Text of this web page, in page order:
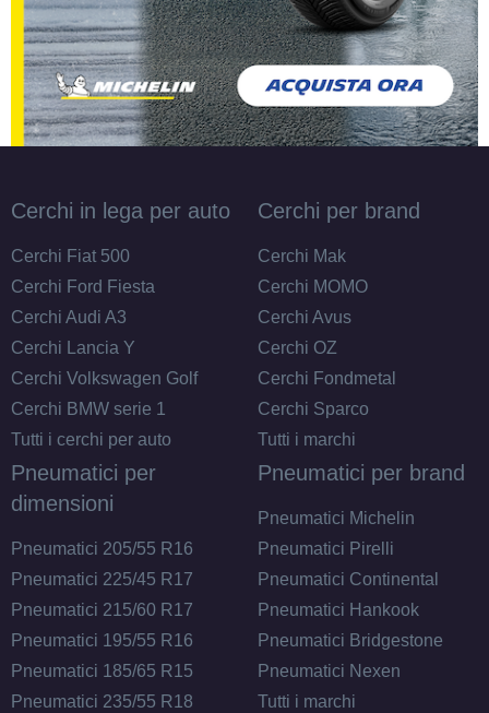
Cerchi in lega per auto
Cerchi Fiat 500
Cerchi Ford Fiesta
Cerchi Audi A3
Cerchi Lancia Y
Cerchi Volkswagen Golf
Cerchi BMW serie 1
Tutti i cerchi per auto
Cerchi per brand
Cerchi Mak
Cerchi MOMO
Cerchi Avus
Cerchi OZ
Cerchi Fondmetal
Cerchi Sparco
Tutti i marchi
Pneumatici per
dimensioni
Pneumatici 205/55 R16
Pneumatici 225/45 R17
Pneumatici 215/60 R17
Pneumatici 195/55 R16
Pneumatici 185/65 R15
Pneumatici 235/55 R18
Pneumatici per brand
Pneumatici Michelin
Pneumatici Pirelli
Pneumatici Continental
Pneumatici Hankook
Pneumatici Bridgestone
Pneumatici Nexen
Tutti i marchi